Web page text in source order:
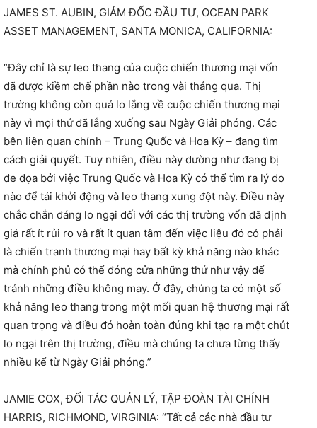
JAMES ST. AUBIN, GIÁM ĐỐC ĐẦU TƯ, OCEAN PARK
ASSET MANAGEMENT, SANTA MONICA, CALIFORNIA:
“Đây chỉ là sự leo thang của cuộc chiến thương mại vốn
đã được kiềm chế phần nào trong vài tháng qua. Thị
trường không còn quá lo lắng về cuộc chiến thương mại
này vì mọi thứ đã lắng xuống sau Ngày Giải phóng. Các
bên liên quan chính – Trung Quốc và Hoa Kỳ – đang tìm
cách giải quyết. Tuy nhiên, điều này dường như đang bị
đe dọa bởi việc Trung Quốc và Hoa Kỳ có thể tìm ra lý do
nào để tái khởi động và leo thang xung đột này. Điều này
chắc chắn đáng lo ngại đối với các thị trường vốn đã định
giá rất ít rủi ro và rất ít quan tâm đến việc liệu đó có phải
là chiến tranh thương mại hay bất kỳ khả năng nào khác
mà chính phủ có thể đóng cửa những thứ như vậy để
tránh những điều không may. Ở đây, chúng ta có một số
khả năng leo thang trong một mối quan hệ thương mại rất
quan trọng và điều đó hoàn toàn đúng khi tạo ra một chút
lo ngại trên thị trường, điều mà chúng ta chưa từng thấy
nhiều kể từ Ngày Giải phóng.”
JAMIE COX, ĐỐI TÁC QUẢN LÝ, TẬP ĐOÀN TÀI CHÍNH
HARRIS, RICHMOND, VIRGINIA: “Tất cả các nhà đầu tư